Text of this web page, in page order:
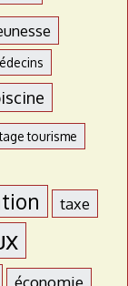
tourisme
taxe
économie